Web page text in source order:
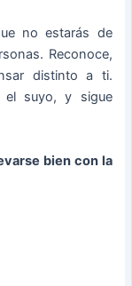
no estarás de
Reconoce,
distinto a ti.
suyo, y sigue
bien con la